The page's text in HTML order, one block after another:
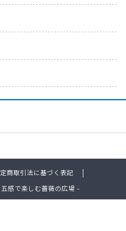
商取引法に基づく表記
感で楽しむ薔薇の広場 –